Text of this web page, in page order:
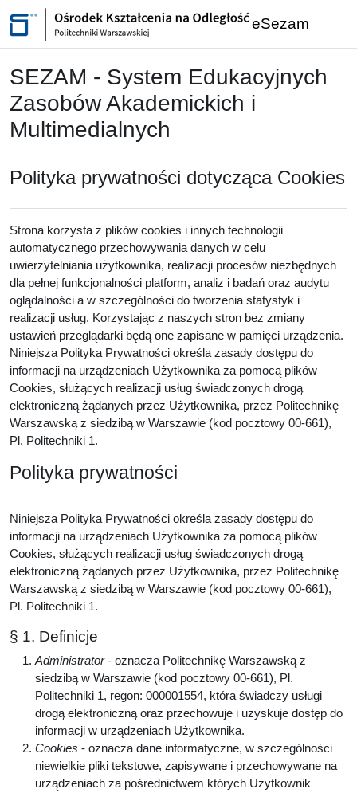
Przejdź do głównej zawartości
eSezam
SEZAM - System Edukacyjnych
Zasobów Akademickich i
Multimedialnych
Polityka prywatności dotycząca Cookies
Strona korzysta z plików cookies i innych technologii
automatycznego przechowywania danych w celu
uwierzytelniania użytkownika, realizacji procesów niezbędnych
dla pełnej funkcjonalności platform, analiz i badań oraz audytu
oglądalności a w szczególności do tworzenia statystyk i
realizacji usług. Korzystając z naszych stron bez zmiany
ustawień przeglądarki będą one zapisane w pamięci urządzenia.
Niniejsza Polityka Prywatności określa zasady dostępu do
informacji na urządzeniach Użytkownika za pomocą plików
Cookies, służących realizacji usług świadczonych drogą
elektroniczną żądanych przez Użytkownika, przez Politechnikę
Warszawską z siedzibą w Warszawie (kod pocztowy 00-661),
Pl. Politechniki 1.
Polityka prywatności
Niniejsza Polityka Prywatności określa zasady dostępu do
informacji na urządzeniach Użytkownika za pomocą plików
Cookies, służących realizacji usług świadczonych drogą
elektroniczną żądanych przez Użytkownika, przez Politechnikę
Warszawską z siedzibą w Warszawie (kod pocztowy 00-661),
Pl. Politechniki 1.
§ 1. Definicje
Administrator- oznacza Politechnikę Warszawską z
siedzibą w Warszawie (kod pocztowy 00-661), Pl.
Politechniki 1, regon: 000001554, która świadczy usługi
drogą elektroniczną oraz przechowuje i uzyskuje dostęp do
informacji w urządzeniach Użytkownika.
Cookies - oznacza dane informatyczne, w szczególności
niewielkie pliki tekstowe, zapisywane i przechowywane na
urządzeniach za pośrednictwem których Użytkownik